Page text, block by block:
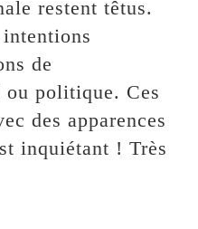
restent têtus.
de
ou politique. Ces
des apparences
inquiétant ! Très